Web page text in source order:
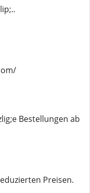
Bestellungen ab
Preisen.